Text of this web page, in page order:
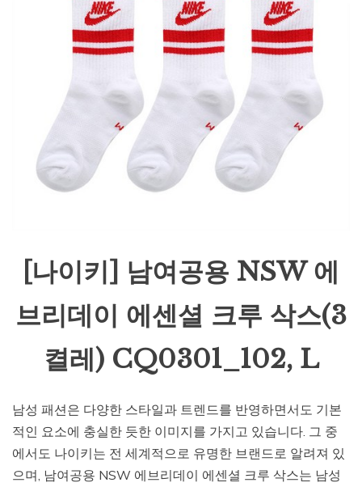
[나이키] 남여공용 NSW 에
브리데이 에센셜 크루 삭스(3
켤레) CQ0301_102, L
남성 패션은 다양한 스타일과 트렌드를 반영하면서도 기본
적인 요소에 충실한 듯한 이미지를 가지고 있습니다. 그 중
에서도 나이키는 전 세계적으로 유명한 브랜드로 알려져 있
으며, 남여공용 NSW 에브리데이 에센셜 크루 삭스는 남성